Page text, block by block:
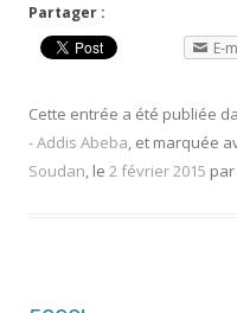
Partager :
E-
Cette entrée a été publiée
- Addis Abeba, et marquée
Soudan, le 2 février 2015 par